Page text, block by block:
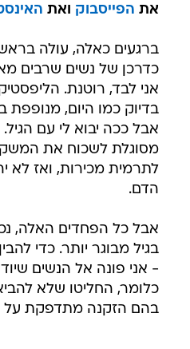
את הפייסבוק ואת
כדרכן של נשים שרבים
אני לבד, רוטנת.
בדיוק כמו היום,
אבל ככה יבוא לי עם
לתרמית מכירות, ואז לא
הדם.
בגיל מבוגר יותר. כדי
- אני פונה אל הנשים
כלומר, החליטו שלא
בהם הזקנה מתדפקת על